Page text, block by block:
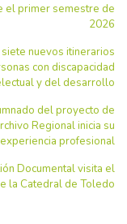
el primer semestre de
2026
siete nuevos itinerarios
con discapacidad
y del desarrollo
del proyecto de
Regional inicia su
experiencia profesional
Documental visita el
la Catedral de Toledo